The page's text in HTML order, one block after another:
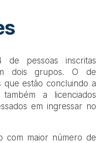
de pessoas inscritas
dois grupos. O de
que estão concluindo a
a licenciados
em ingressar no
com maior número de